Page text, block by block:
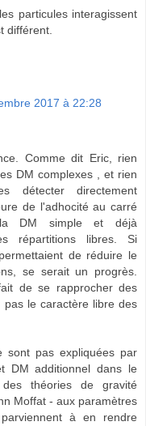
particules interagissent
différent.
2017 à 22:28
Comme dit Eric, rien
DM complexes , et rien
détecter directement
de l'adhocité au carré
DM simple et déjà
répartitions libres. Si
de réduire le
se serait un progrès.
de se rapprocher des
pas le caractère libre des
sont pas expliquées par
DM additionnel dans le
théories de gravité
Moffat - aux paramètres
à en rendre